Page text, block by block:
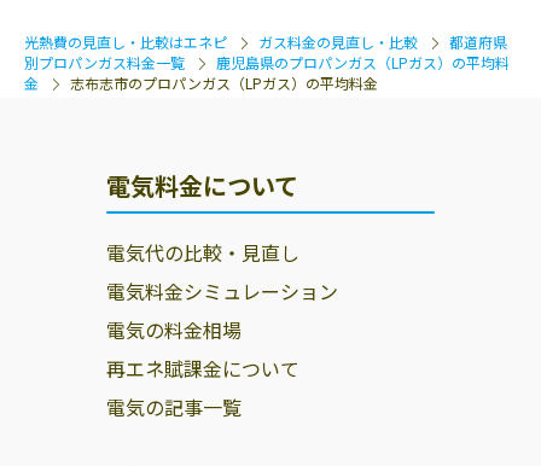
光熱費の見直し・比較はエネピ ガス料金の見直し・比較
都道府県
別プロパンガス料金一覧
鹿児島県のプロパンガス（LPガス）の平均料
金
志布志市のプロパンガス（LPガス）の平均料金
電気料金について
電気代の比較・見直し
電気料金シミュレーション
電気の料金相場
再エネ賦課金について
電気の記事一覧